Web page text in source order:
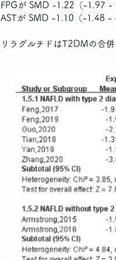
FPGが SMD -1.22（-1.97 -
ASTが SMD -1.10（-1.48 -
リラグルチドはT2DMの合